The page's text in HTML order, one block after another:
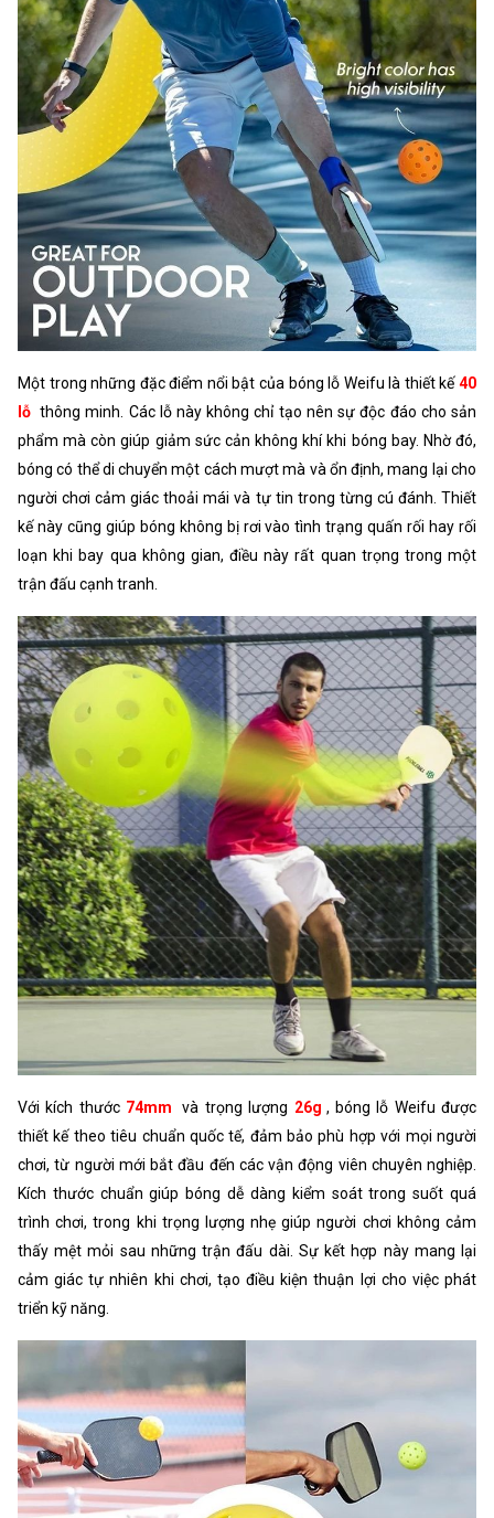
Một trong những đặc điểm nổi bật của bóng lỗ Weifu là thiết kế40
lỗ thông minh. Các lỗ này không chỉ tạo nên sự độc đáo cho sản
phẩm mà còn giúp giảm sức cản không khí khi bóng bay. Nhờ đó,
bóng có thể di chuyển một cách mượt mà và ổn định, mang lại cho
người chơi cảm giác thoải mái và tự tin trong từng cú đánh. Thiết
kế này cũng giúp bóng không bị rơi vào tình trạng quấn rối hay rối
loạn khi bay qua không gian, điều này rất quan trọng trong một
trận đấu cạnh tranh.
Với kích thước 74mm và trọng lượng 26g , bóng lỗ Weifu được
thiết kế theo tiêu chuẩn quốc tế, đảm bảo phù hợp với mọi người
chơi, từ người mới bắt đầu đến các vận động viên chuyên nghiệp.
Kích thước chuẩn giúp bóng dễ dàng kiểm soát trong suốt quá
trình chơi, trong khi trọng lượng nhẹ giúp người chơi không cảm
thấy mệt mỏi sau những trận đấu dài. Sự kết hợp này mang lại
cảm giác tự nhiên khi chơi, tạo điều kiện thuận lợi cho việc phát
triển kỹ năng.